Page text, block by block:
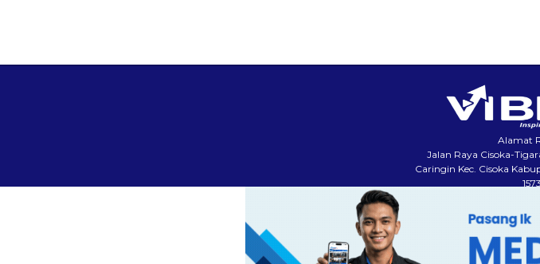
Alamat
Jalan Raya Cisoka-
Caringin Kec. Cisoka